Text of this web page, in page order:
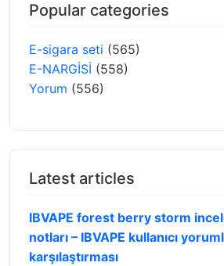
Popular categories
E-sigara seti (565)
E-NARGİSİ (558)
Yorum (556)
Latest articles
IBVAPE forest berry storm
notları – IBVAPE kullanıcı
karşılaştırması